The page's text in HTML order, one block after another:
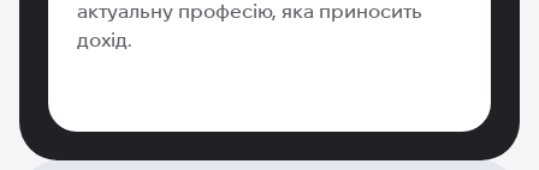
актуальну професію, яка приносить
дохід.